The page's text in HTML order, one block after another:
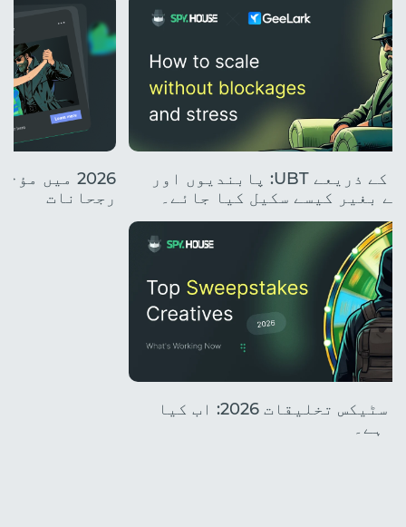
کلاؤڈ فونز کے ذریعے UBT: پابندیوں اور
بغیر کیسے سکیل کیا جائے۔
ٹاپ سویپ اسٹیکس تخلیقات 2026: اب کیا
ہے۔
2026 میں
رجحانات